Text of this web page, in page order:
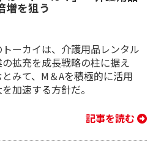
増を狙う
ーカイは、介護用品レンタル
拡充を成長戦略の柱に据え
みて、M＆Aを積極的に活用
加速する方針だ。
記事を読む